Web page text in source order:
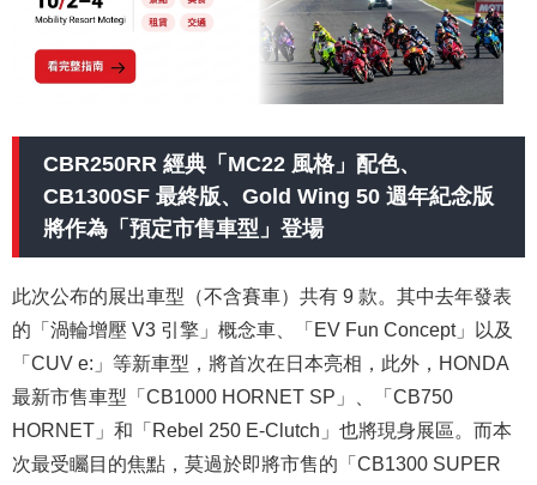
CBR250RR 經典「MC22 風格」配色、
CB1300SF 最終版、Gold Wing 50 週年紀念版
將作為「預定市售車型」登場
此次公布的展出車型（不含賽車）共有 9 款。其中去年發表
的「渦輪增壓 V3 引擎」概念車、「EV Fun Concept」以及
「CUV e:」等新車型，將首次在日本亮相，此外，HONDA
最新市售車型「CB1000 HORNET SP」、「CB750
HORNET」和「Rebel 250 E-Clutch」也將現身展區。而本
次最受矚目的焦點，莫過於即將市售的「CB1300 SUPER